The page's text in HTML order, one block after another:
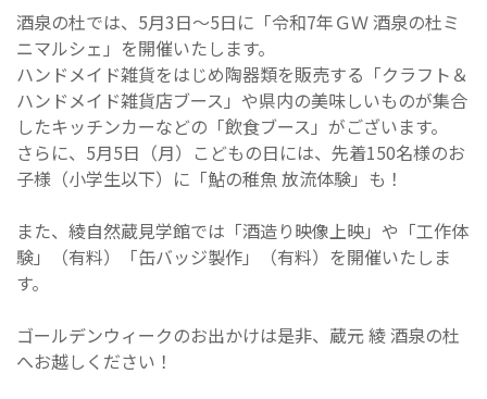
酒泉の杜では、5月3日～5日に「令和7年ＧＷ 酒泉の杜ミ
ニマルシェ」を開催いたします。
ハンドメイド雑貨をはじめ陶器類を販売する「クラフト＆
ハンドメイド雑貨店ブース」や県内の美味しいものが集合
したキッチンカーなどの「飲食ブース」がございます。
さらに、5月5日（月）こどもの日には、先着150名様のお
子様（小学生以下）に「鮎の稚魚 放流体験」も！
また、綾自然蔵見学館では「酒造り映像上映」や「工作体
験」（有料）「缶バッジ製作」（有料）を開催いたしま
す。
ゴールデンウィークのお出かけは是非、蔵元 綾 酒泉の杜
へお越しください！